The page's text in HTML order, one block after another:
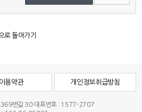
로 돌아가기
이용약관 개인정보취급방침
369번길 30 대표번호 : 1577-2707